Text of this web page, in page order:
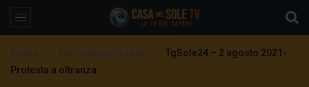
TgSole24 – 2 agosto 2021-
Protesta a oltranza